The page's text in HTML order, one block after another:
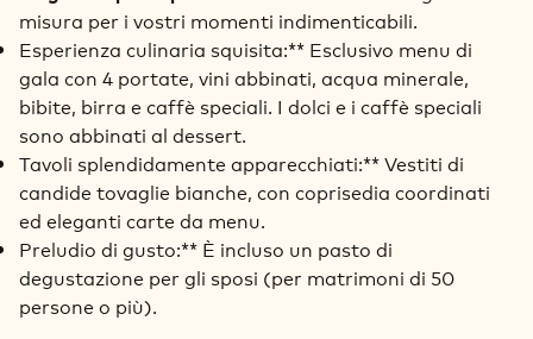
misura per i vostri momenti indimenticabili.
Esperienza culinaria squisita:** Esclusivo menu di
gala con 4 portate, vini abbinati, acqua minerale,
bibite, birra e caffè speciali. I dolci e i caffè speciali
sono abbinati al dessert.
Tavoli splendidamente apparecchiati:** Vestiti di
candide tovaglie bianche, con coprisedia coordinati
ed eleganti carte da menu.
Preludio di gusto:** È incluso un pasto di
degustazione per gli sposi (per matrimoni di 50
persone o più).